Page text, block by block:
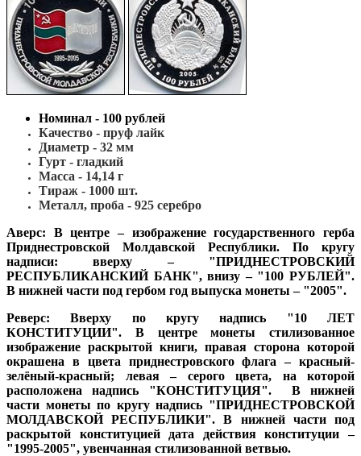
Номинал - 100 рублей
Качество - пруф лайк
Диаметр - 32 мм
Гурт - гладкий
Масса - 14,14 г
Тираж - 1000 шт.
Металл, проба - 925 cеребро
Аверс: В центре – изображение государственного герба
Приднестровской Молдавской Республики. По кругу
надписи: вверху – "ПРИДНЕСТРОВСКИЙ
РЕСПУБЛИКАНСКИЙ БАНК", внизу – "100 РУБЛЕЙ".
В нижней части под гербом год выпуска монеты – "2005".
Реверс: Вверху по кругу надпись "10 ЛЕТ
КОНСТИТУЦИИ". В центре монеты стилизованное
изображение раскрытой книги, правая сторона которой
окрашена в цвета приднестровского флага – красный-
зелёный-красный; левая – серого цвета, на которой
расположена надпись "КОНСТИТУЦИЯ". В нижней
части монеты по кругу надпись "ПРИДНЕСТРОВСКОЙ
МОЛДАВСКОЙ РЕСПУБЛИКИ". В нижней части под
раскрытой конституцией дата действия конституции –
"1995-2005", увенчанная стилизованной ветвью.